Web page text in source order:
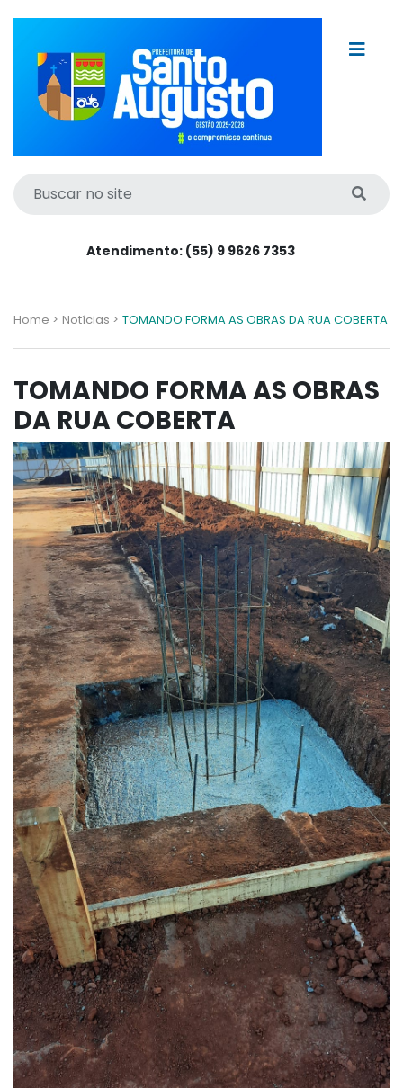
Atendimento: (55) 9 9626 7353
Home > Notícias > TOMANDO FORMA AS OBRAS DA RUA COBERTA
TOMANDO FORMA AS OBRAS
DA RUA COBERTA